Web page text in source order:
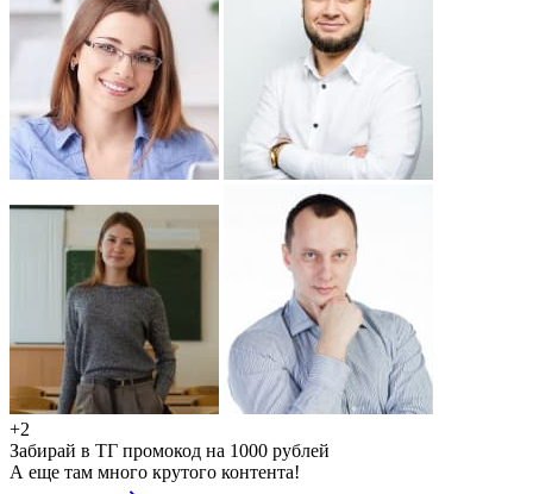
+2
Забирай в ТГ промокод на 1000 рублей
А еще там много крутого контента!